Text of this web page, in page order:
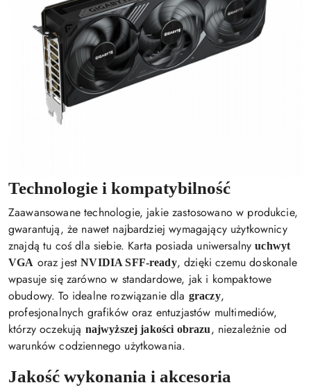
Technologie i kompatybilność
Zaawansowane technologie, jakie zastosowano w produkcie,
gwarantują, że nawet najbardziej wymagający użytkownicy
znajdą tu coś dla siebie. Karta posiada uniwersalnyuchwyt
VGA oraz jestNVIDIA SFF-ready, dzięki czemu doskonale
wpasuje się zarówno w standardowe, jak i kompaktowe
obudowy. To idealne rozwiązanie dla graczy,
profesjonalnych grafików oraz entuzjastów multimediów,
którzy oczekują najwyższej jakości obrazu, niezależnie od
warunków codziennego użytkowania.
Jakość wykonania i akcesoria